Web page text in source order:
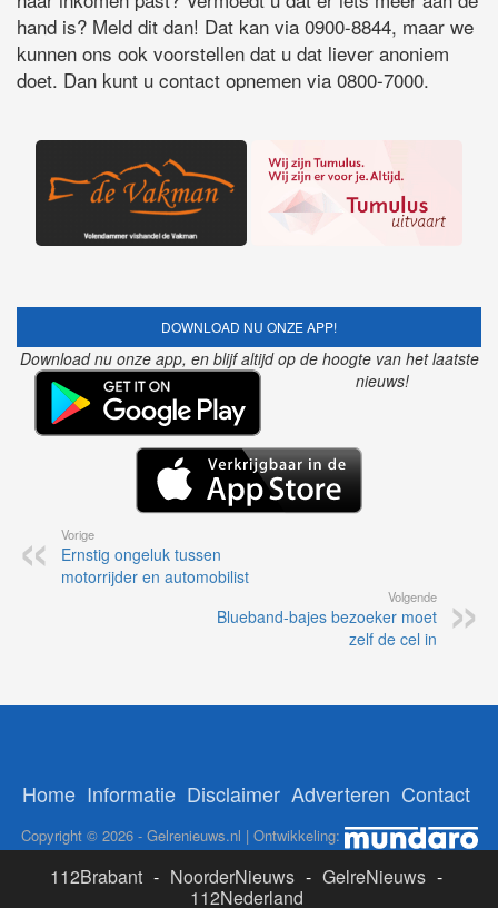
hand is? Meld dit dan! Dat kan via 0900-8844, maar we
kunnen ons ook voorstellen dat u dat liever anoniem
doet. Dan kunt u contact opnemen via 0800-7000.
DOWNLOAD NU ONZE APP!
Download nu onze app, en blijf altijd op de hoogte van het laatste
nieuws!
Vorige
Ernstig ongeluk tussen
motorrijder en automobilist
Volgende
Blueband-bajes bezoeker moet
zelf de cel in
Home Informatie Disclaimer Adverteren Contact
Copyright © 2026 - Gelrenieuws.nl | Ontwikkeling:
112Brabant - NoorderNieuws - GelreNieuws -
112Nederland